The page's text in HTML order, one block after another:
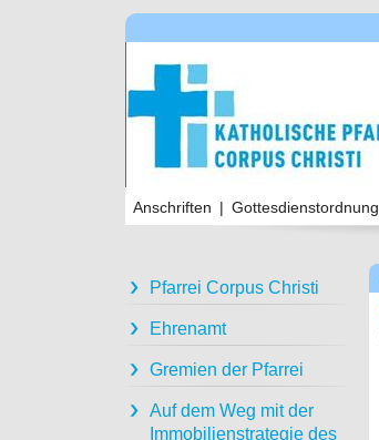
Anschriften | Gottesdienstordnung
Pfarrei Corpus Christi
Ehrenamt
Gremien der Pfarrei
Auf dem Weg mit der
Immobilienstrategie des